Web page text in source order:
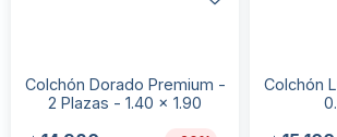
Colchón Dorado Premium -
2 Plazas - 1.40 x 1.90
Colchón